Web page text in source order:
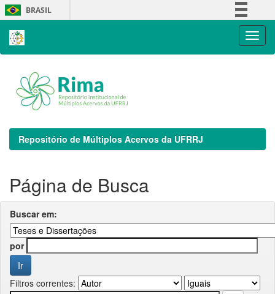
Skip
navigation
BRASIL
Repositório de Múltiplos Acervos da UFRRJ
Página de Busca
Buscar em:
por
Filtros correntes: